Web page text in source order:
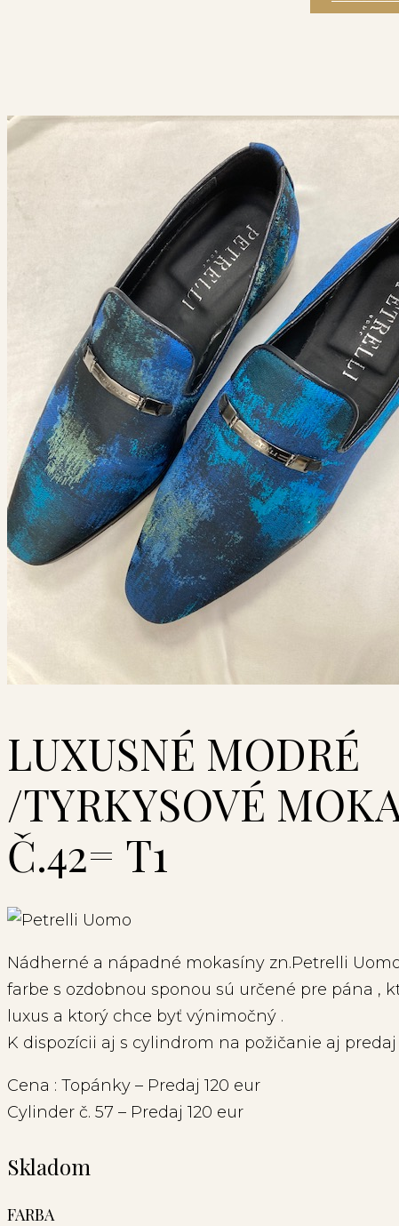
LUXUSNÉ MODRÉ
/TYRKYSOVÉ
Č.42= T1
Nádherné a nápadné mokasíny zn.Petrelli
farbe s ozdobnou sponou sú určené pre pána ,
luxus a ktorý chce byť výnimočný .
K dispozícii aj s cylindrom na požičanie aj predaj
Cena : Topánky – Predaj 120 eur
Cylinder č. 57 – Predaj 120 eur
Skladom
FARBA